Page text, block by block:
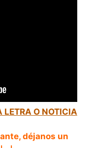
LETRA O NOTICIA
déjanos un